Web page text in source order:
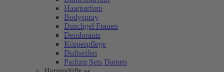
Haarparfum
Bodyspray
Duschgel Frauen
Deodorants
Körperpflege
Duftseifen
Parfum Sets Damen